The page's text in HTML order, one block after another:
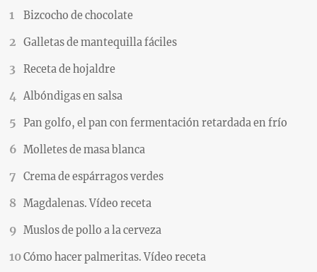
Bizcocho de chocolate
Galletas de mantequilla fáciles
Receta de hojaldre
Albóndigas en salsa
Pan golfo, el pan con fermentación retardada en frío
Molletes de masa blanca
Crema de espárragos verdes
Magdalenas. Vídeo receta
Muslos de pollo a la cerveza
Cómo hacer palmeritas. Vídeo receta